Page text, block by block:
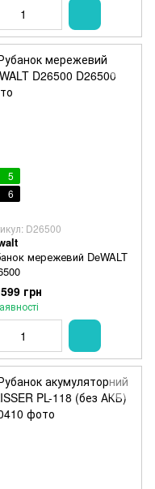
5
6
D26500
мережевий DeWALT
грн